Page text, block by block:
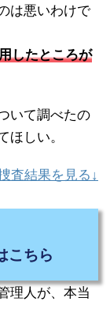
は悪いわけで
したところが
いて調べたの
ほしい。
査結果を見る↓
こちら
理人が、本当